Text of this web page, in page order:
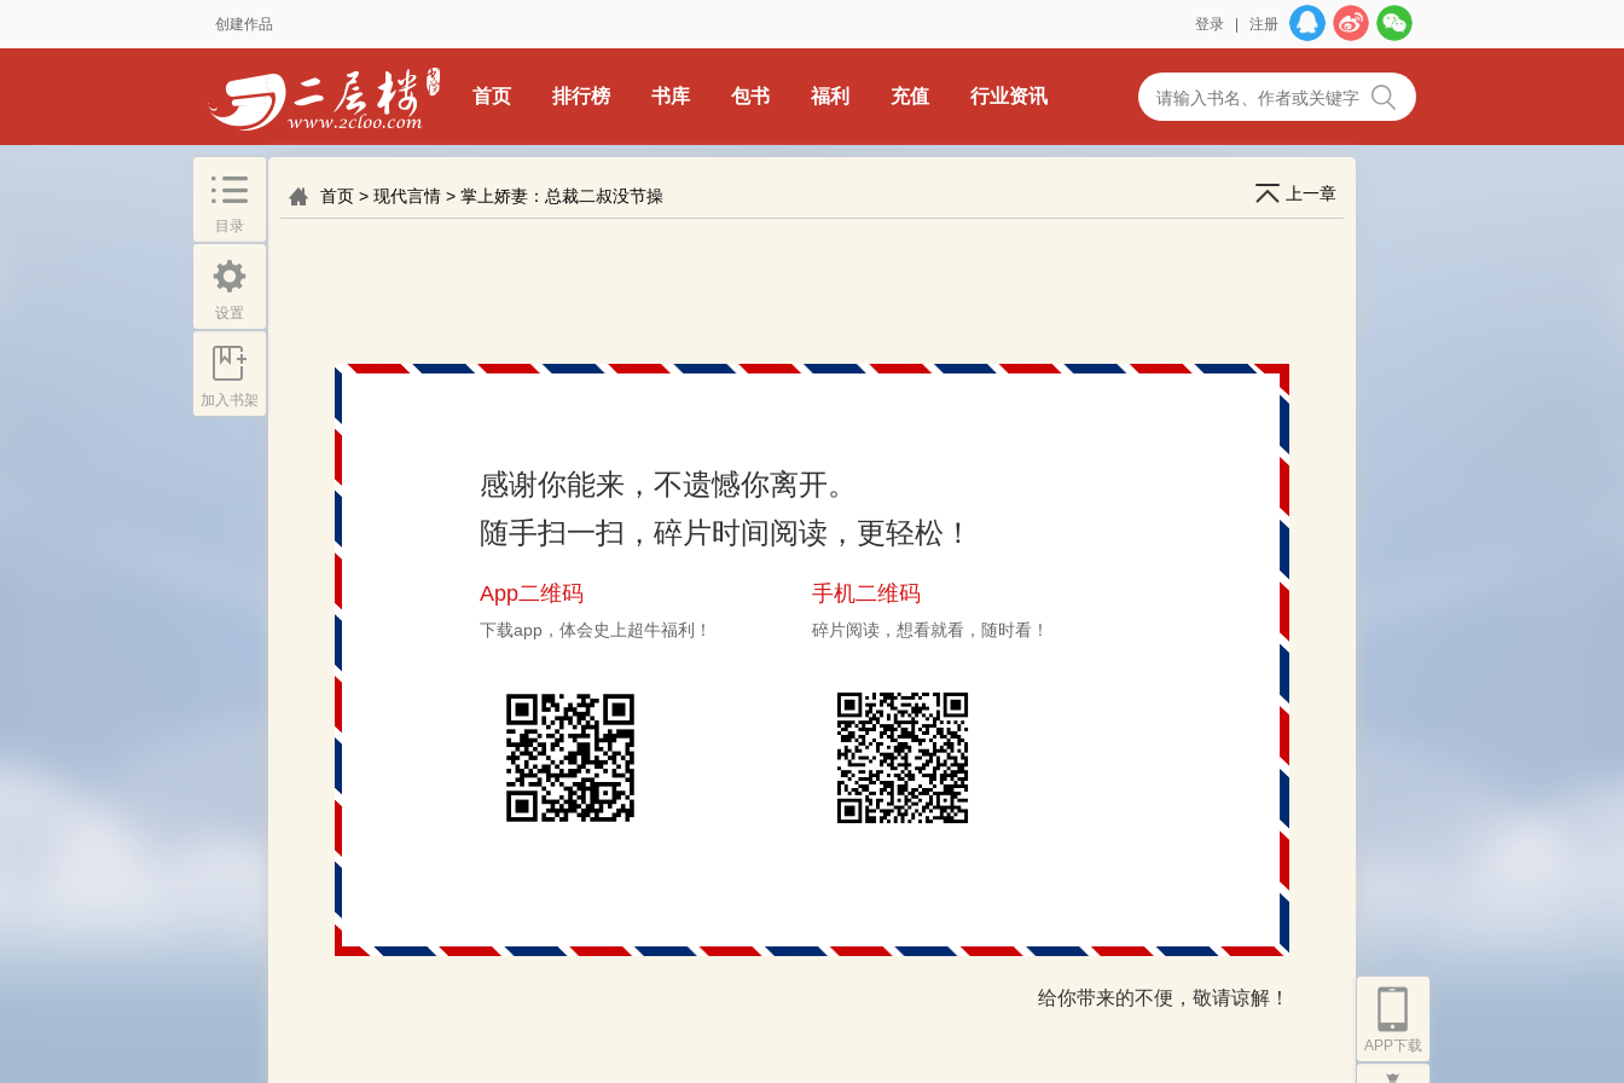
创建作品 登录 注册
首页 排行榜 书库 包书 福利 充值 行业资讯
首页 > 现代言情 > 掌上娇妻：总裁二叔没节操 上一章
感谢你能来，不遗憾你离开。
随手扫一扫，碎片时间阅读，更轻松！
App二维码
下载app，体会史上超牛福利！
手机二维码
碎片阅读，想看就看，随时看！
给你带来的不便，敬请谅解！
目录
设置
加入书架
APP下载